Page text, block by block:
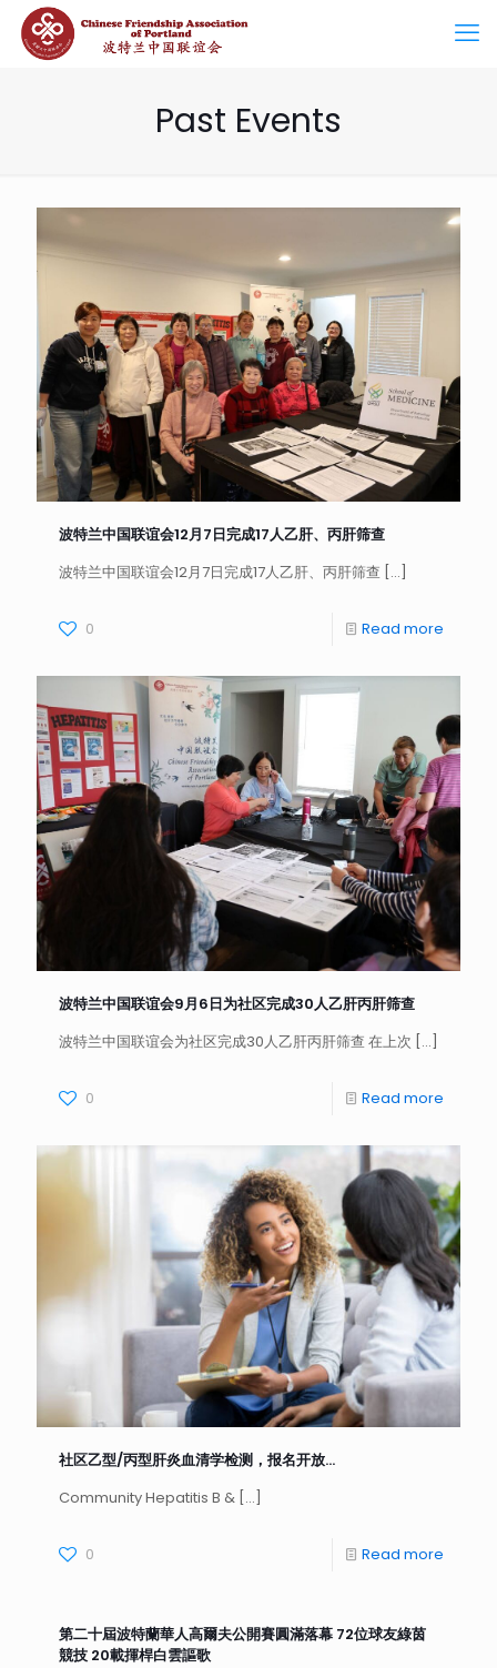
Past Events
波特兰中国联谊会12月7日完成17人乙肝、丙肝筛查
波特兰中国联谊会12月7日完成17人乙肝、丙肝筛查 […]
0 Read more
波特兰中国联谊会9月6日为社区完成30人乙肝丙肝筛查
波特兰中国联谊会为社区完成30人乙肝丙肝筛查 在上次 […]
0 Read more
社区乙型/丙型肝炎血清学检测，报名开放…
Community Hepatitis B & […]
0 Read more
第二十屆波特蘭華人高爾夫公開賽圓滿落幕 72位球友綠茵
競技 20載揮桿白雲謳歌